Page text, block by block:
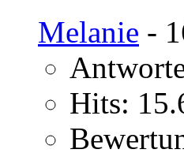
Melanie -
Hits: